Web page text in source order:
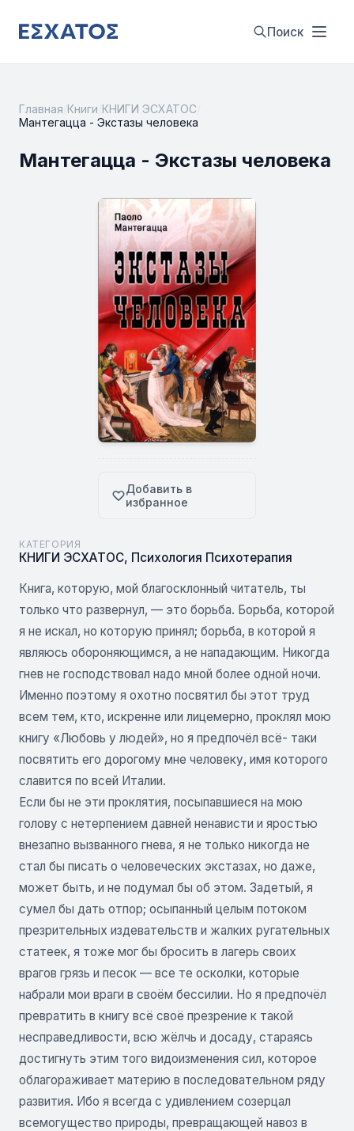
Поиск
Главная Книги КНИГИ ЭСХАТОС
Мантегацца - Экстазы человека
Мантегацца - Экстазы человека
Добавить в
избранное
КАТЕГОРИЯ
КНИГИ ЭСХАТОС, Психология Психотерапия
Книга, которую, мой благосклонный читатель, ты
только что развернул, — это борьба. Борьба, которой
я не искал, но которую принял; борьба, в которой я
являюсь обороняющимся, а не нападающим. Никогда
гнев не господствовал надо мной более одной ночи.
Именно поэтому я охотно посвятил бы этот труд
всем тем, кто, искренне или лицемерно, проклял мою
книгу «Любовь у людей», но я предпочёл всё- таки
посвятить его дорогому мне человеку, имя которого
славится по всей Италии.
Если бы не эти проклятия, посыпавшиеся на мою
голову с нетерпением давней ненависти и яростью
внезапно вызванного гнева, я не только никогда не
стал бы писать о человеческих экстазах, но даже,
может быть, и не подумал бы об этом. Задетый, я
сумел бы дать отпор; осыпанный целым потоком
презрительных издевательств и жалких ругательных
статеек, я тоже мог бы бросить в лагерь своих
врагов грязь и песок — все те осколки, которые
набрали мои враги в своём бессилии. Но я предпочёл
превратить в книгу всё своё презрение к такой
несправедливости, всю жёлчь и досаду, стараясь
достигнуть этим того видоизменения сил, которое
облагораживает материю в последовательном ряду
развития. Ибо я всегда с удивлением созерцал
всемогущество природы, превращающей навоз в